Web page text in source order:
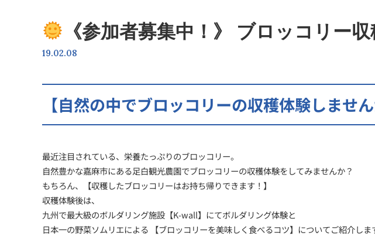
《参加者募集中！》 ブロッコリー
19.02.08
【自然の中でブロッコリーの収穫体験しません
最近注目されている、栄養たっぷりのブロッコリー。
自然豊かな嘉麻市にある足白観光農園でブロッコリーの収穫体験をしてみませんか？
もちろん、【収穫したブロッコリーはお持ち帰りできます！】
収穫体験後は、
九州で最大級のボルダリング施設【K-wall】にてボルダリング体験と
日本一の野菜ソムリエによる 【ブロッコリーを美味しく食べるコツ】についてご紹介しま